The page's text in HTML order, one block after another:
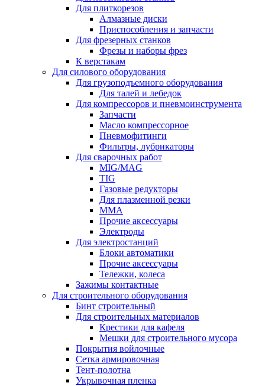
Для плиткорезов
Алмазные диски
Приспособления и запчасти
Для фрезерных станков
Фрезы и наборы фрез
К верстакам
Для силового оборудования
Для грузоподъемного оборудования
Для талей и лебедок
Для компрессоров и пневмоинструмента
Запчасти
Масло компрессорное
Пневмофитинги
Фильтры, лубрикаторы
Для сварочных работ
MIG/MAG
TIG
Газовые редукторы
Для плазменной резки
ММА
Прочие аксессуары
Электроды
Для электростанций
Блоки автоматики
Прочие аксессуары
Тележки, колеса
Зажимы контактные
Для строительного оборудования
Бинт строительный
Для строительных материалов
Крестики для кафеля
Мешки для строительного мусора
Покрытия войлочные
Сетка армировочная
Тент-полотна
Укрывочная пленка